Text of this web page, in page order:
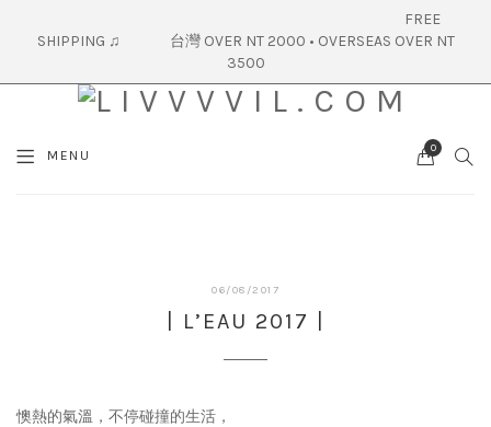
FREE
SHIPPING ♫ 台灣 OVER NT 2000 • OVERSEAS OVER NT
3500
MENU 0
06/08/2017
| L’EAU 2017 |
懊熱的氣溫，不停碰撞的生活，